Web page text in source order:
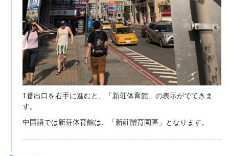
1番出口を右手に進むと、「新荘体育館」の表示がでてきま
す。
中国語では新荘体育館は、「新莊體育園區」となります。